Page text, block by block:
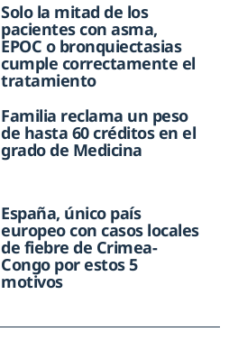
Solo la mitad de los
pacientes con asma,
EPOC o bronquiectasias
cumple correctamente el
tratamiento
Familia reclama un peso
de hasta 60 créditos en el
grado de Medicina
España, único país
europeo con casos locales
de fiebre de Crimea-
Congo por estos 5
motivos